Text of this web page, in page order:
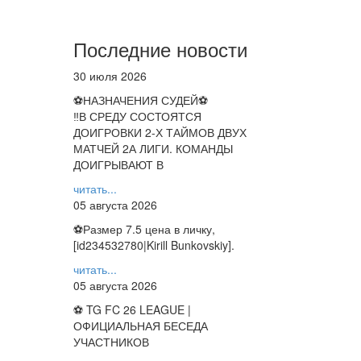
Последние новости
30 июля 2026
⚽НАЗНАЧЕНИЯ СУДЕЙ⚽
‼В СРЕДУ СОСТОЯТСЯ
ДОИГРОВКИ 2-Х ТАЙМОВ ДВУХ
МАТЧЕЙ 2А ЛИГИ. КОМАНДЫ
ДОИГРЫВАЮТ В
читать...
05 августа 2026
⚽️Размер 7.5 цена в личку,
[id234532780|Kirill Bunkovskiy].
читать...
05 августа 2026
⚽ TG FC 26 LEAGUE |
ОФИЦИАЛЬНАЯ БЕСЕДА
УЧАСТНИКОВ